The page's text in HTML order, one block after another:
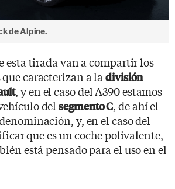
de Alpine.
esta tirada van a compartir los
que caracterizan a ladivisión
, y en el caso del A390 estamos
delsegmento C, de ahí el
y, en el caso del
que es un coche polivalente,
está pensado para el uso en el